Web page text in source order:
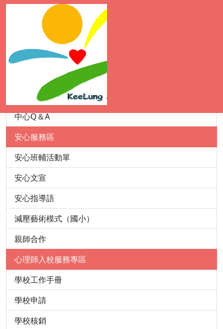
輔諮中心
成立宗旨
中心沿革
成員介紹
中心Q＆A
安心服務區
安心班輔活動單
安心文宣
安心指導語
減壓藝術模式（國小）
親師合作
心理師入校服務專區
學校工作手冊
學校申請
學校核銷